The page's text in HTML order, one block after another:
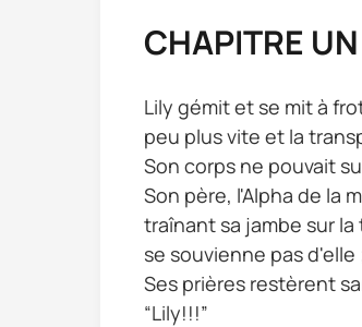
CHAPITRE UN
Lily gémit et se mit à
peu plus vite et la
Son corps ne pouvait
Son père, l'Alpha de la
traînant sa jambe sur
se souvienne pas d'elle
Ses prières restèrent
“Lily!!!”